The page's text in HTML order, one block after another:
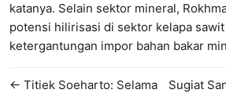
katanya. Selain sektor mineral,
potensi hilirisasi di sektor kelapa
ketergantungan impor bahan bakar
← Titiek Soeharto: Selama
Sugiat